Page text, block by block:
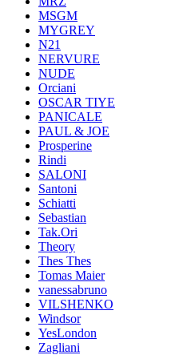
MSGM
MYGREY
N21
NERVURE
NUDE
Orciani
OSCAR TIYE
PANICALE
PAUL & JOE
Prosperine
Rindi
SALONI
Santoni
Schiatti
Sebastian
Tak.Ori
Theory
Thes Thes
Tomas Maier
vanessabruno
VILSHENKO
Windsor
YesLondon
Zagliani